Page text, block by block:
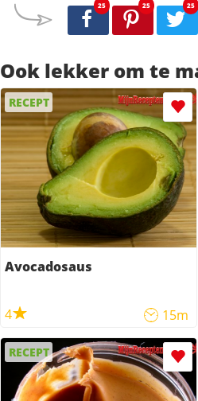
25 25 25
Ook lekker om te
RECEPT
Avocadosaus
4 15m
RECEPT